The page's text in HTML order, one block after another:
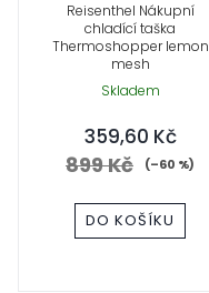
Reisenthel Nákupní
chladící taška
Thermoshopper lemon
mesh
Skladem
359,60 Kč
899 Kč (–60 %)
DO KOŠÍKU